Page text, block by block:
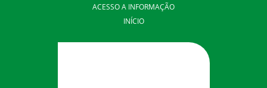
ACESSO A INFORMAÇÃO
INÍCIO